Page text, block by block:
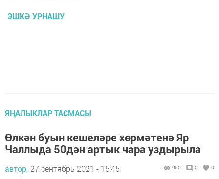
ЭШКӘ УРНАШУ
ЯҢАЛЫКЛАР ТАСМАСЫ
Өлкән буын кешеләре хөрмәтенә Яр
Чаллыда 50дән артык чара уздырыла
автор, 27 сентябрь 2021 - 15:45 950 0 0